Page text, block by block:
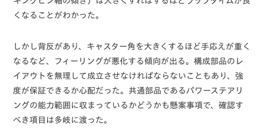
くなることがわかった。
しかし背反があり、キャスター角を大きくするほど手応えが重く
なるなど、フィーリングが悪化する傾向が出る。構成部品のレ
イアウトを無理して成立させなければならないこともあり、強
度が保証できるか心配だった。共通部品であるパワーステアリ
ングの能力範囲に収まっているかどうかも懸案事項で、確認す
べき項目は多岐に渡った。